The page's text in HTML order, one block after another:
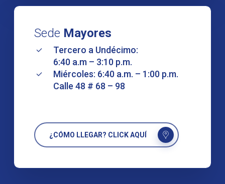
Sede Mayores
Tercero a Undécimo:
6:40 a.m – 3:10 p.m.
Miércoles: 6:40 a.m. – 1:00 p.m.
Calle 48 # 68 – 98
¿CÓMO LLEGAR? CLICK AQUÍ